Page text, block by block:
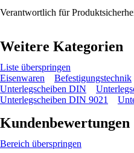
Verantwortlich für
Weitere Kategorien
Liste überspringen
Eisenwaren
Befestigungstechnik
Unterlegscheiben DIN
Unterlegscheiben DIN 9021
Kundenbewertungen
Bereich überspringen